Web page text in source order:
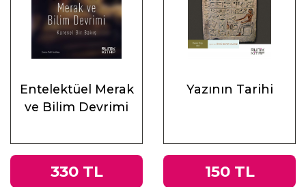
Entelektüel Merak
ve Bilim Devrimi
330 TL
Yazının Tarihi
150 TL